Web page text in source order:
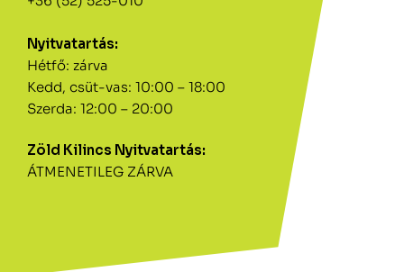
Nyitvatartás:
Hétfő: zárva
Kedd, csüt-vas: 10:00 – 18:00
Szerda: 12:00 – 20:00
Zöld Kilincs Nyitvatartás:
ÁTMENETILEG ZÁRVA